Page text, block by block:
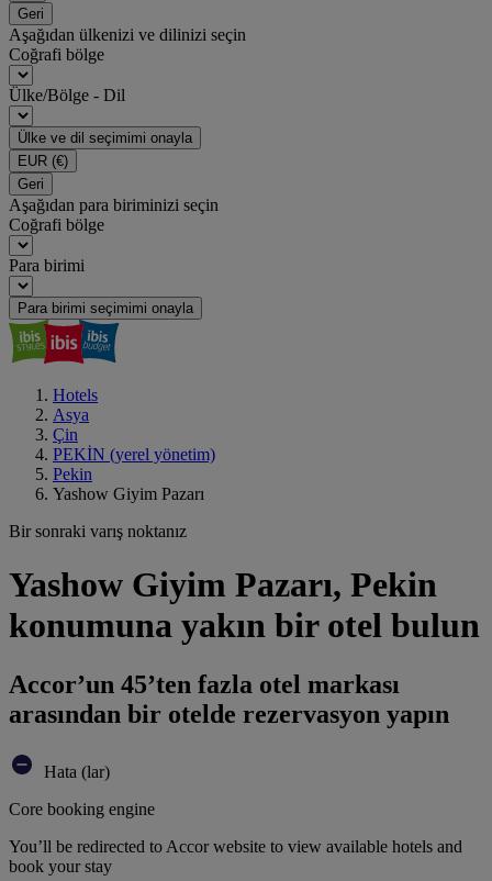
Geri
Aşağıdan ülkenizi ve dilinizi seçin
Coğrafi bölge
Ülke/Bölge - Dil
Ülke ve dil seçimimi onayla
EUR (€)
Geri
Aşağıdan para biriminizi seçin
Coğrafi bölge
Para birimi
Para birimi seçimimi onayla
Hotels
Asya
Çin
PEKİN (yerel yönetim)
Pekin
Yashow Giyim Pazarı
Bir sonraki varış noktanız
Yashow Giyim Pazarı, Pekin
konumuna yakın bir otel bulun
Accor’un 45’ten fazla otel markası
arasından bir otelde rezervasyon yapın
Hata (lar)
Core booking engine
You’ll be redirected to Accor website to view available hotels and
book your stay